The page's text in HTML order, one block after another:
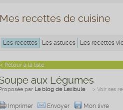
Mes recettes de cuisine
Les recettes Les astuces Les recettes
< Retour à la liste
aux Légumes
par Le blog de Lexibule > Voir ses
Imprimer Envoyer Mon livre